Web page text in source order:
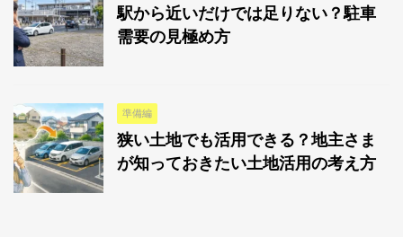
駅から近いだけでは足りない？駐車
需要の見極め方
準備編
狭い土地でも活用できる？地主さま
が知っておきたい土地活用の考え方